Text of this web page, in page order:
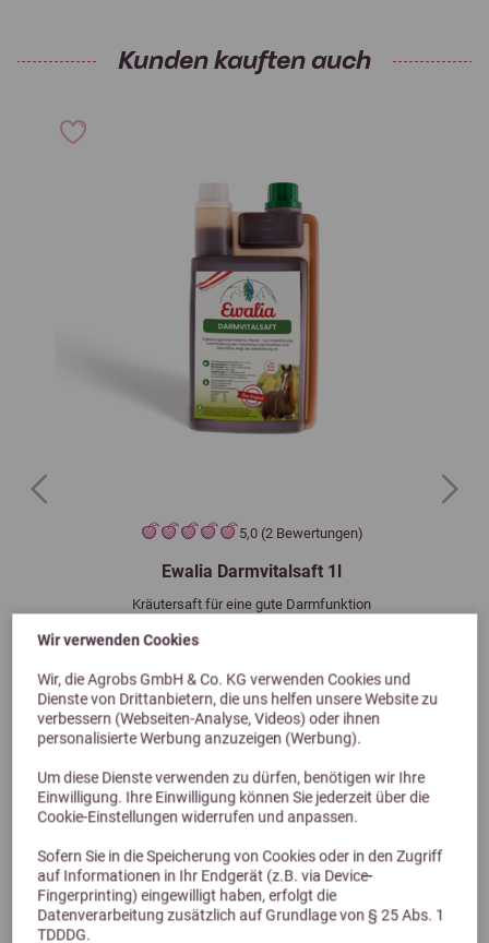
Wir verwenden Cookies
Wir, die Agrobs GmbH & Co. KG verwenden Cookies und
Dienste von Drittanbietern, die uns helfen unsere Website zu
verbessern (Webseiten-Analyse, Videos) oder ihnen
personalisierte Werbung anzuzeigen (Werbung).
Um diese Dienste verwenden zu dürfen, benötigen wir Ihre
Einwilligung. Ihre Einwilligung können Sie jederzeit über die
Cookie-Einstellungen widerrufen und anpassen.
Sofern Sie in die Speicherung von Cookies oder in den Zugriff
auf Informationen in Ihr Endgerät (z.B. via Device-
Fingerprinting) eingewilligt haben, erfolgt die
Datenverarbeitung zusätzlich auf Grundlage von § 25 Abs. 1
TDDDG.
Kunden kauften auch
5,0 (2 Bewertungen)
Ewalia Darmvitalsaft 1l
Kräutersaft für eine gute Darmfunktion
Previous Next
Alternative Produkte